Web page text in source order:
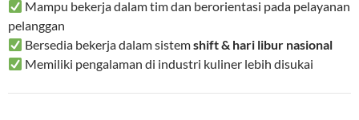
Mampu bekerja dalam tim dan berorientasi pada pelayanan
pelanggan
Bersedia bekerja dalam sistemshift & hari libur nasional
Memiliki pengalaman di industri kuliner lebih disukai